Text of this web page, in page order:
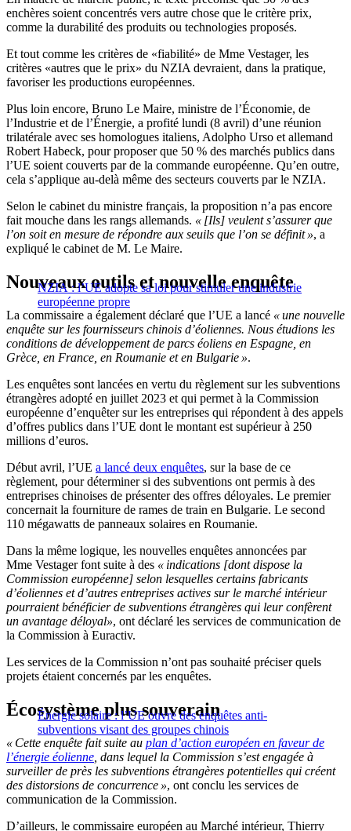
enchères soient concentrés vers autre chose que le critère prix,
comme la durabilité des produits ou technologies proposés.
Et tout comme les critères de «fiabilité» de Mme Vestager, les
critères «autres que le prix» du NZIA devraient, dans la pratique,
favoriser les productions européennes.
Plus loin encore, Bruno Le Maire, ministre de l’Économie, de
l’Industrie et de l’Énergie, a profité lundi (8 avril) d’une réunion
trilatérale avec ses homologues italiens, Adolpho Urso et allemand
Robert Habeck, pour proposer que 50 % des marchés publics dans
l’UE soient couverts par de la commande européenne. Qu’en outre,
cela s’applique au-delà même des secteurs couverts par le NZIA.
Selon le cabinet du ministre français, la proposition n’a pas encore
fait mouche dans les rangs allemands. « [Ils] veulent s’assurer que
l’on soit en mesure de répondre aux seuils que l’on se définit », a
expliqué le cabinet de M. Le Maire.
NZIA : l’UE adopte sa loi pour stimuler une industrie
européenne propre
Nouveaux outils et nouvelle enquête
La commissaire a également déclaré que l’UE a lancé « une nouvelle
enquête sur les fournisseurs chinois d’éoliennes. Nous étudions les
conditions de développement de parcs éoliens en Espagne, en
Grèce, en France, en Roumanie et en Bulgarie ».
Les enquêtes sont lancées en vertu du règlement sur les subventions
étrangères adopté en juillet 2023 et qui permet à la Commission
européenne d’enquêter sur les entreprises qui répondent à des appels
d’offres publics dans l’UE dont le montant est supérieur à 250
millions d’euros.
Début avril, l’UE a lancé deux enquêtes, sur la base de ce
règlement, pour déterminer si des subventions ont permis à des
entreprises chinoises de présenter des offres déloyales. Le premier
concernait la fourniture de rames de train en Bulgarie. Le second
110 mégawatts de panneaux solaires en Roumanie.
Dans la même logique, les nouvelles enquêtes annoncées par
Mme Vestager font suite à des « indications [dont dispose la
Commission européenne] selon lesquelles certains fabricants
d’éoliennes et d’autres entreprises actives sur le marché intérieur
pourraient bénéficier de subventions étrangères qui leur confèrent
un avantage déloyal», ont déclaré les services de communication de
la Commission à Euractiv.
Les services de la Commission n’ont pas souhaité préciser quels
projets étaient concernés par les enquêtes.
Énergie solaire : l’UE ouvre des enquêtes anti-
subventions visant des groupes chinois
Écosystème plus souverain
« Cette enquête fait suite au plan d’action européen en faveur de
l’énergie éolienne , dans lequel la Commission s’est engagée à
surveiller de près les subventions étrangères potentielles qui créent
des distorsions de concurrence », ont conclu les services de
communication de la Commission.
D’ailleurs, le commissaire européen au Marché intérieur, Thierry